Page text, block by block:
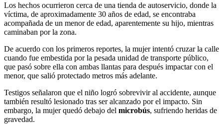
Los hechos ocurrieron cerca de una tienda de autoservicio, donde la
víctima, de aproximadamente 30 años de edad, se encontraba
acompañada de un menor de edad, aparentemente su hijo, mientras
caminaban por la zona.
De acuerdo con los primeros reportes, la mujer intentó cruzar la calle
cuando fue embestida por la pesada unidad de transporte público,
que pasó sobre ella con ambas llantas para después impactar con el
menor, que salió protectado metros más adelante.
Testigos señalaron que el niño logró sobrevivir al accidente, aunque
también resultó lesionado tras ser alcanzado por el impacto. Sin
embargo, la mujer quedó debajo del microbús, sufriendo heridas de
gravedad.